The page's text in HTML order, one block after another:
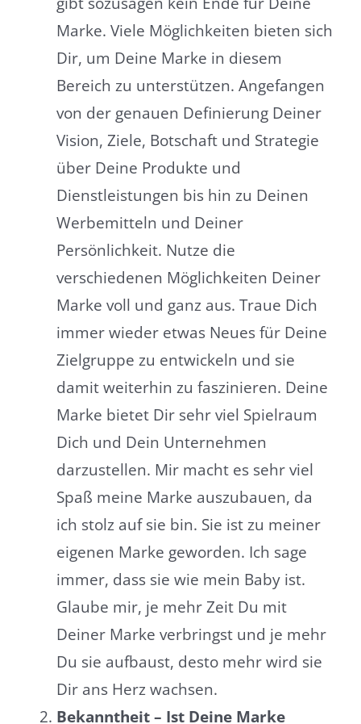
Marke. Viele Möglichkeiten bieten sich
Dir, um Deine Marke in diesem
Bereich zu unterstützen. Angefangen
von der genauen Definierung Deiner
Vision, Ziele, Botschaft und Strategie
über Deine Produkte und
Dienstleistungen bis hin zu Deinen
Werbemitteln und Deiner
Persönlichkeit. Nutze die
verschiedenen Möglichkeiten Deiner
Marke voll und ganz aus. Traue Dich
immer wieder etwas Neues für Deine
Zielgruppe zu entwickeln und sie
damit weiterhin zu faszinieren. Deine
Marke bietet Dir sehr viel Spielraum
Dich und Dein Unternehmen
darzustellen. Mir macht es sehr viel
Spaß meine Marke auszubauen, da
ich stolz auf sie bin. Sie ist zu meiner
eigenen Marke geworden. Ich sage
immer, dass sie wie mein Baby ist.
Glaube mir, je mehr Zeit Du mit
Deiner Marke verbringst und je mehr
Du sie aufbaust, desto mehr wird sie
Dir ans Herz wachsen.
Bekanntheit – Ist Deine Marke